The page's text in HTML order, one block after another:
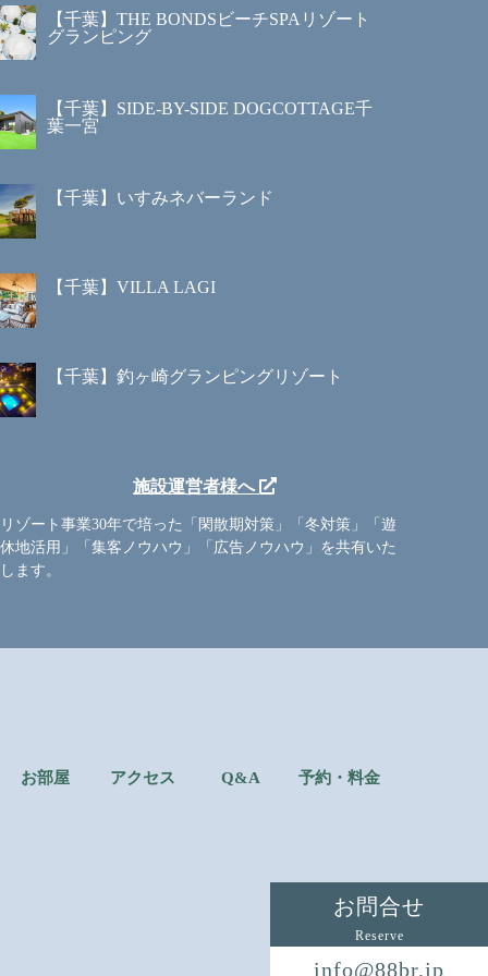
【千葉】THE BONDSビーチSPAリゾート
グランピング
【千葉】SIDE-BY-SIDE DOGCOTTAGE千
葉一宮
【千葉】いすみネバーランド
【千葉】VILLA LAGI
【千葉】釣ヶ崎グランピングリゾート
施設運営者様へ
リゾート事業30年で培った「閑散期対策」「冬対策」「遊
休地活用」「集客ノウハウ」「広告ノウハウ」を共有いた
します。
お問合せ
Reserve
info@88br.jp
お部屋 アクセス Q&A 予約・料金